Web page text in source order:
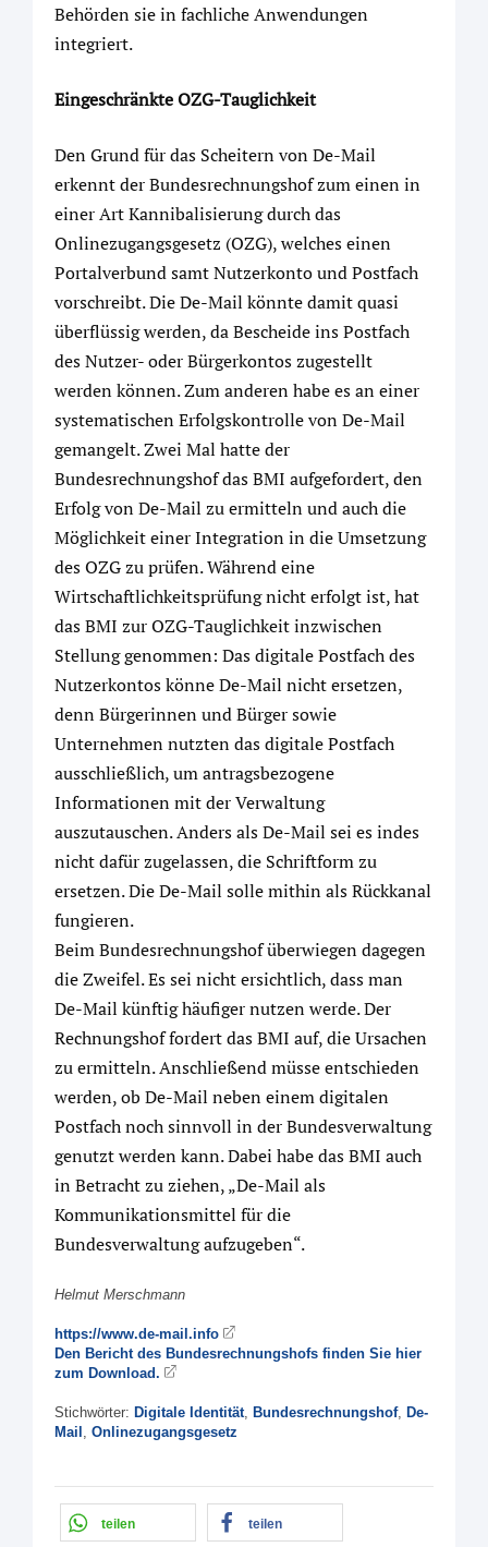
Behörden sie in fachliche Anwendungen
integriert.
Eingeschränkte OZG-Tauglichkeit
Den Grund für das Scheitern von De-Mail
erkennt der Bundesrechnungshof zum einen in
einer Art Kannibalisierung durch das
Onlinezugangsgesetz (OZG), welches einen
Portalverbund samt Nutzerkonto und Postfach
vorschreibt. Die De-Mail könnte damit quasi
überflüssig werden, da Bescheide ins Postfach
des Nutzer- oder Bürgerkontos zugestellt
werden können. Zum anderen habe es an einer
systematischen Erfolgskontrolle von De-Mail
gemangelt. Zwei Mal hatte der
Bundesrechnungshof das BMI aufgefordert, den
Erfolg von De-Mail zu ermitteln und auch die
Möglichkeit einer Integration in die Umsetzung
des OZG zu prüfen. Während eine
Wirtschaftlichkeitsprüfung nicht erfolgt ist, hat
das BMI zur OZG-Tauglichkeit inzwischen
Stellung genommen: Das digitale Postfach des
Nutzerkontos könne De-Mail nicht ersetzen,
denn Bürgerinnen und Bürger sowie
Unternehmen nutzten das digitale Postfach
ausschließlich, um antragsbezogene
Informationen mit der Verwaltung
auszutauschen. Anders als De-Mail sei es indes
nicht dafür zugelassen, die Schriftform zu
ersetzen. Die De-Mail solle mithin als Rückkanal
fungieren.
Beim Bundesrechnungshof überwiegen dagegen
die Zweifel. Es sei nicht ersichtlich, dass man
De-Mail künftig häufiger nutzen werde. Der
Rechnungshof fordert das BMI auf, die Ursachen
zu ermitteln. Anschließend müsse entschieden
werden, ob De-Mail neben einem digitalen
Postfach noch sinnvoll in der Bundesverwaltung
genutzt werden kann. Dabei habe das BMI auch
in Betracht zu ziehen, „De-Mail als
Kommunikationsmittel für die
Bundesverwaltung aufzugeben“.
Helmut Merschmann
https://www.de-mail.info
Den Bericht des Bundesrechnungshofs finden Sie hier
zum Download.
Stichwörter: Digitale Identität Bundesrechnungshof, De-
Mail Onlinezugangsgesetz
teilen teilen